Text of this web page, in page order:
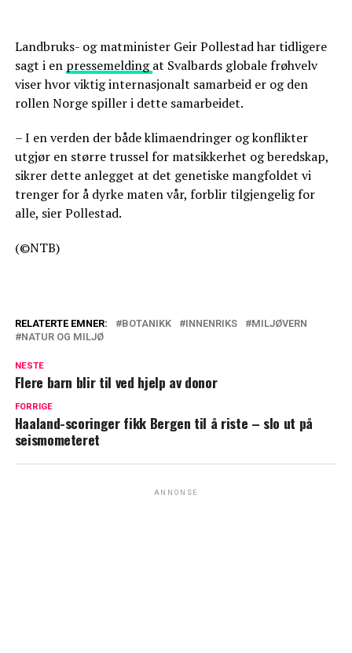
Landbruks- og matminister Geir Pollestad har tidligere
sagt i en pressemeldingat Svalbards globale frøhvelv
viser hvor viktig internasjonalt samarbeid er og den
rollen Norge spiller i dette samarbeidet.
– I en verden der både klimaendringer og konflikter
utgjør en større trussel for matsikkerhet og beredskap,
sikrer dette anlegget at det genetiske mangfoldet vi
trenger for å dyrke maten vår, forblir tilgjengelig for
alle, sier Pollestad.
(©NTB)
RELATERTE EMNER: BOTANIKK INNENRIKS
MILJØVERN
NATUR OG MILJØ
NESTE
Flere barn blir til ved hjelp av donor
FORRIGE
Haaland-scoringer fikk Bergen til å riste – slo ut på
seismometeret
ANNONSE